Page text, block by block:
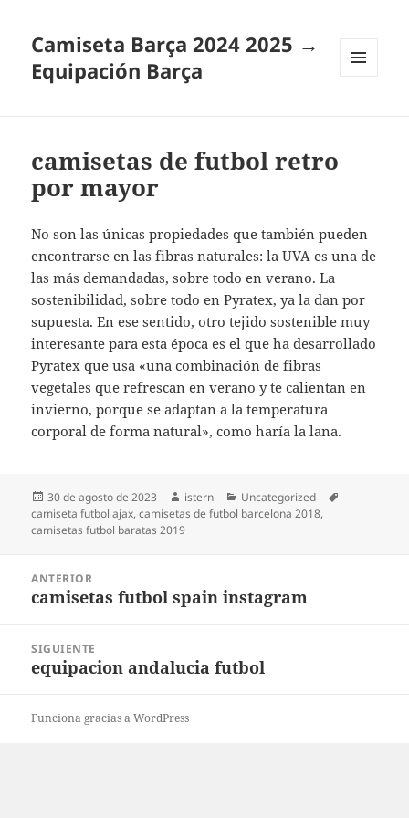
Camiseta Barça 2024 2025 →
Equipación Barça
camisetas de futbol retro
por mayor
No son las únicas propiedades que también pueden
encontrarse en las fibras naturales: la UVA es una de
las más demandadas, sobre todo en verano. La
sostenibilidad, sobre todo en Pyratex, ya la dan por
supuesta. En ese sentido, otro tejido sostenible muy
interesante para esta época es el que ha desarrollado
Pyratex que usa «una combinación de fibras
vegetales que refrescan en verano y te calientan en
invierno, porque se adaptan a la temperatura
corporal de forma natural», como haría la lana.
Publicado
el
30 de agosto de 2023 Autor
istern Categorías
Uncategorized
camiseta futbol ajax,camisetas de futbol barcelona 2018,
camisetas futbol baratas 2019
entradas
ANTERIOR
Entrada
camisetas futbol spain instagram
SIGUIENTE
Entrada
equipacion andalucia futbol
Funciona gracias a WordPress